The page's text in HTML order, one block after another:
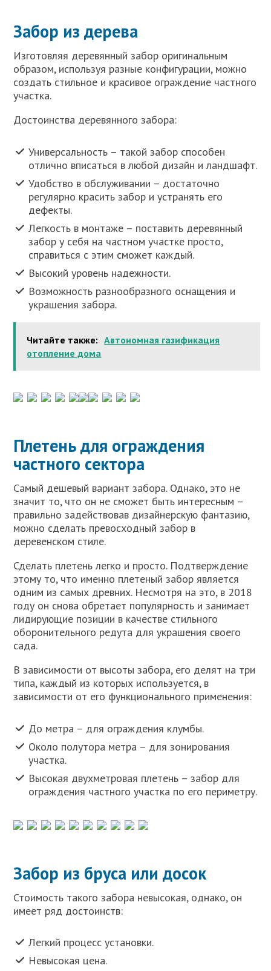
Забор из дерева
Изготовляя деревянный забор оригинальным
образом, используя разные конфигурации, можно
создать стильное и красивое ограждение частного
участка.
Достоинства деревянного забора:
Универсальность – такой забор способен
отлично вписаться в любой дизайн и ландшафт.
Удобство в обслуживании – достаточно
регулярно красить забор и устранять его
дефекты.
Легкость в монтаже – поставить деревянный
забор у себя на частном участке просто,
справиться с этим сможет каждый.
Высокий уровень надежности.
Возможность разнообразного оснащения и
украшения забора.
Читайте также: Автономная газификация
отопление дома
Плетень для ограждения
частного сектора
Самый дешевый вариант забора. Однако, это не
значит то, что он не сможет быть интересным –
правильно задействовав дизайнерскую фантазию,
можно сделать превосходный забор в
деревенском стиле.
Сделать плетень легко и просто. Подтверждение
этому то, что именно плетеный забор является
одним из самых древних. Несмотря на это, в 2018
году он снова обретает популярность и занимает
лидирующие позиции в качестве стильного
оборонительного редута для украшения своего
сада.
В зависимости от высоты забора, его делят на три
типа, каждый из которых используется, в
зависимости от его функционального применения:
До метра – для ограждения клумбы.
Около полутора метра – для зонирования
участка.
Высокая двухметровая плетень – забор для
ограждения частного участка по его периметру.
Забор из бруса или досок
Стоимость такого забора невысокая, однако, он
имеет ряд достоинств:
Легкий процесс установки.
Невысокая цена.